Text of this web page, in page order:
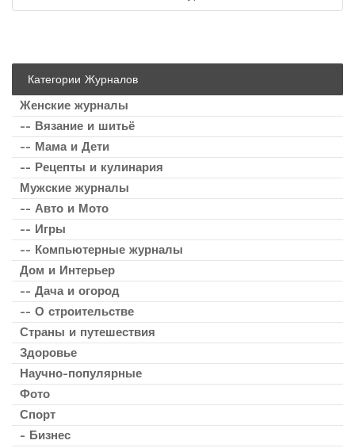
Категории Журналов
Женские журналы
-- Вязание и шитьё
-- Мама и Дети
-- Рецепты и кулинария
Мужские журналы
-- Авто и Мото
-- Игры
-- Компьютерные журналы
Дом и Интерьер
-- Дача и огород
-- О строительстве
Страны и путешествия
Здоровье
Научно-популярные
Фото
Спорт
- Бизнес